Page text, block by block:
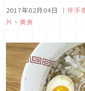
2017年02月04日 ｜ 伴手
片 、 美食